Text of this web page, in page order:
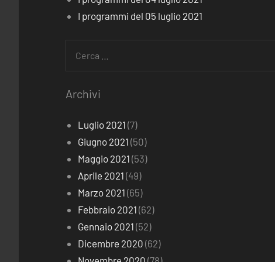
I programmi del 05 luglio 2021
Archivi
Luglio 2021 (7)
Giugno 2021 (50)
Maggio 2021 (53)
Aprile 2021 (49)
Marzo 2021 (65)
Febbraio 2021 (62)
Gennaio 2021 (52)
Dicembre 2020 (62)